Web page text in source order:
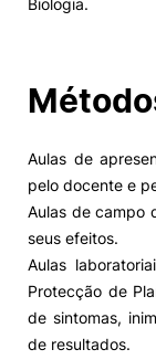
Projetos PRR
Magazine
Eventos
Biologia.
Aulas de
pelo docente e
Aulas de campo
seus efeitos.
Aulas
Protecção de
de sintomas,
de resultados.